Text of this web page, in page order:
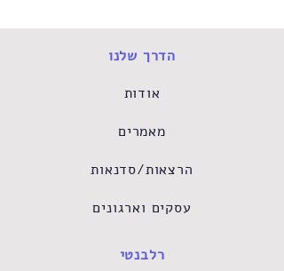
הדרך שלנו
אודות
מאמרים
הרצאות/סדנאות
עסקים וארגונים
רלבנטי